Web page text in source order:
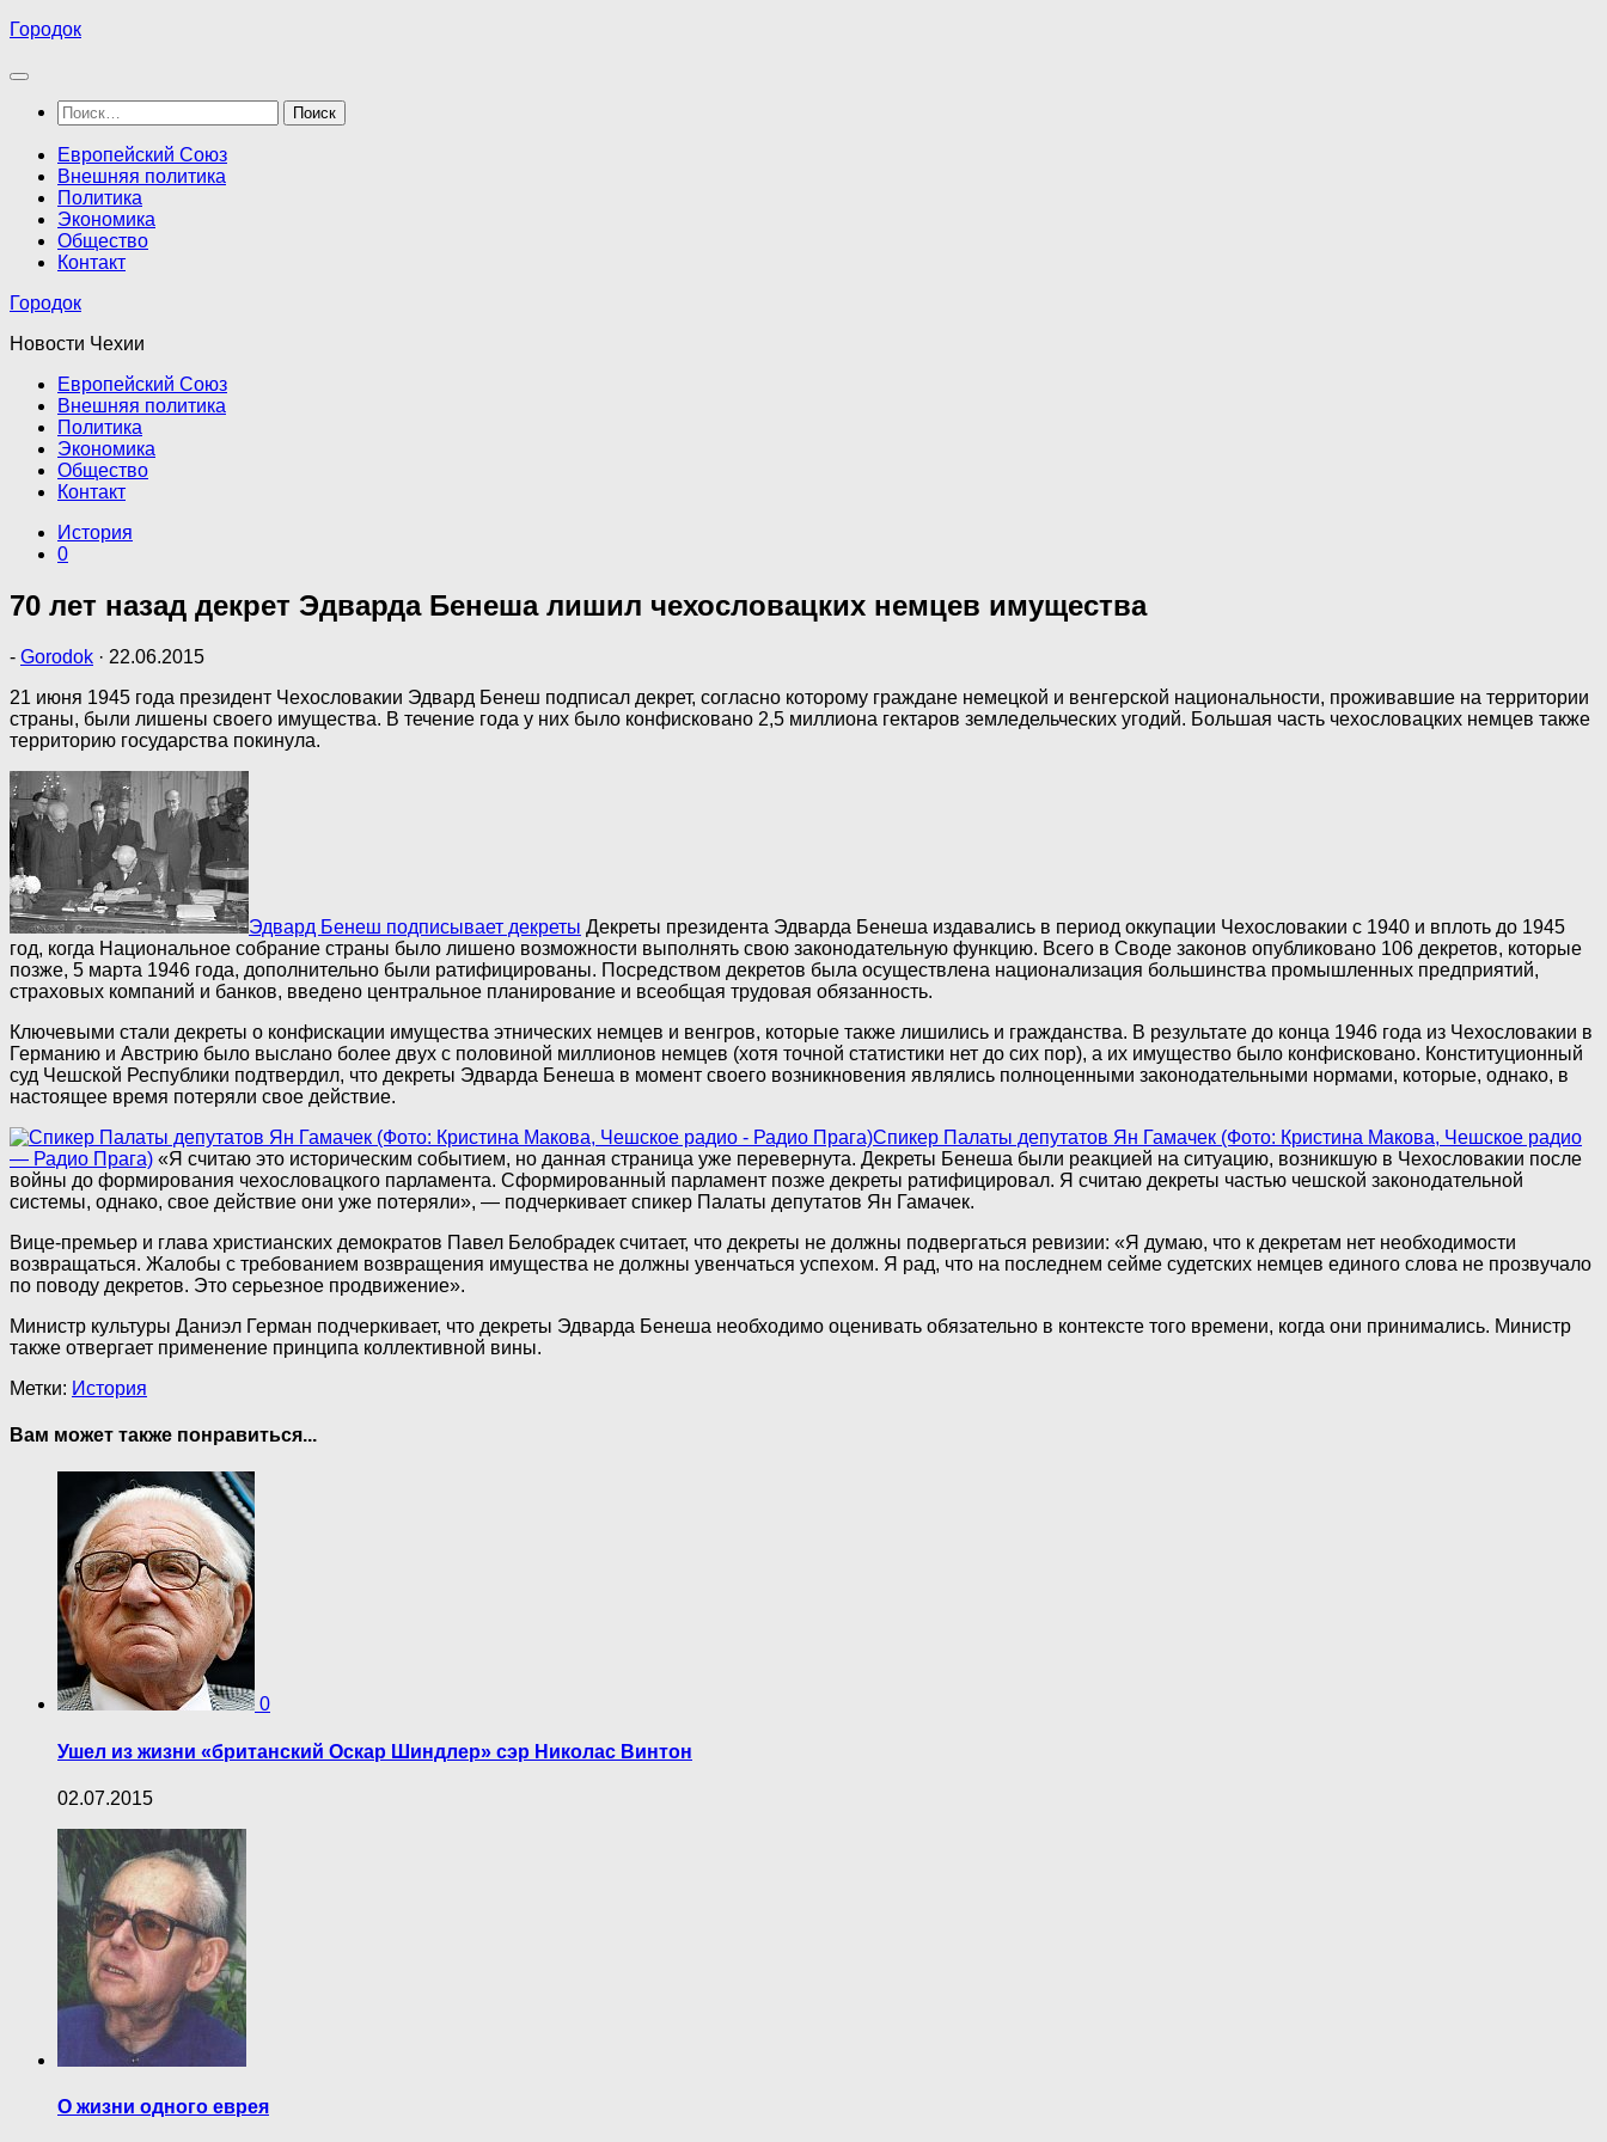
Перейти
содержимому
Городок
Найти:
Европейский Союз
Внешняя политика
Политика
Экономика
Общество
Контакт
Городок
Новости Чехии
Европейский Союз
Внешняя политика
Политика
Экономика
Общество
Контакт
История
0
70 лет назад декрет Эдварда Бенеша лишил чехословацких немцев имущества
- Gorodok · 22.06.2015
21 июня 1945 года президент Чехословакии Эдвард Бенеш подписал декрет, согласно которому граждане немецкой и венгерской национальности, проживавшие на территории
страны, были лишены своего имущества. В течение года у них было конфисковано 2,5 миллиона гектаров земледельческих угодий. Большая часть чехословацких немцев также
территорию государства покинула.
Эдвард Бенеш подписывает декреты Декреты президента Эдварда Бенеша издавались в период оккупации Чехословакии с 1940 и вплоть до 1945
год, когда Национальное собрание страны было лишено возможности выполнять свою законодательную функцию. Всего в Своде законов опубликовано 106 декретов, которые
позже, 5 марта 1946 года, дополнительно были ратифицированы. Посредством декретов была осуществлена национализация большинства промышленных предприятий,
страховых компаний и банков, введено центральное планирование и всеобщая трудовая обязанность.
Ключевыми стали декреты о конфискации имущества этнических немцев и венгров, которые также лишились и гражданства. В результате до конца 1946 года из Чехословакии в
Германию и Австрию было выслано более двух с половиной миллионов немцев (хотя точной статистики нет до сих пор), а их имущество было конфисковано. Конституционный
суд Чешской Республики подтвердил, что декреты Эдварда Бенеша в момент своего возникновения являлись полноценными законодательными нормами, которые, однако, в
настоящее время потеряли свое действие.
Спикер Палаты депутатов Ян Гамачек (Фото: Кристина Макова, Чешское радио
— Радио Прага) «Я считаю это историческим событием, но данная страница уже перевернута. Декреты Бенеша были реакцией на ситуацию, возникшую в Чехословакии после
войны до формирования чехословацкого парламента. Сформированный парламент позже декреты ратифицировал. Я считаю декреты частью чешской законодательной
системы, однако, свое действие они уже потеряли», — подчеркивает спикер Палаты депутатов Ян Гамачек.
Вице-премьер и глава христианских демократов Павел Белобрадек считает, что декреты не должны подвергаться ревизии: «Я думаю, что к декретам нет необходимости
возвращаться. Жалобы с требованием возвращения имущества не должны увенчаться успехом. Я рад, что на последнем сейме судетских немцев единого слова не прозвучало
по поводу декретов. Это серьезное продвижение».
Министр культуры Даниэл Герман подчеркивает, что декреты Эдварда Бенеша необходимо оценивать обязательно в контексте того времени, когда они принимались. Министр
также отвергает применение принципа коллективной вины.
Метки: История
Вам может также понравиться...
0
Ушел из жизни «британский Оскар Шиндлер» сэр Николас Винтон
02.07.2015
О жизни одного еврея